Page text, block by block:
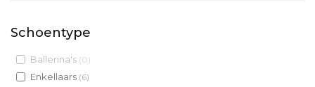
Schoentype
Ballerina's (0)
Enkellaars (6)